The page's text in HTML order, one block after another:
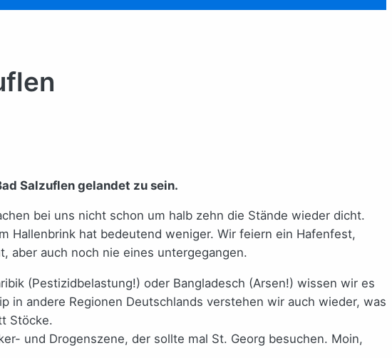
Salzuflen gelandet zu sein.
bei uns nicht schon um halb zehn die Stände wieder dicht.
Hallenbrink hat bedeutend weniger. Wir feiern ein Hafenfest,
aber auch noch nie eines untergegangen.
(Pestizidbelastung!) oder Bangladesch (Arsen!) wissen wir es
in andere Regionen Deutschlands verstehen wir auch wieder, was
Stöcke.
und Drogenszene, der sollte mal St. Georg besuchen. Moin,